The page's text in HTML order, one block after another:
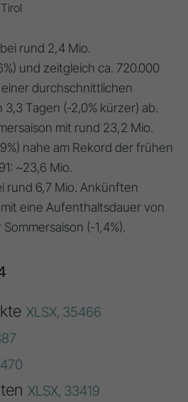
rund 2,4 Mio.
und zeitgleich ca. 720.000
durchschnittlichen
Tagen (-2,0% kürzer) ab.
mit rund 23,2 Mio.
nahe am Rekord der frühen
~23,6 Mio.
rund 6,7 Mio. Ankünften
eine Aufenthaltsdauer von
(-1,4%).
XLSX, 35466
XLSX, 33419